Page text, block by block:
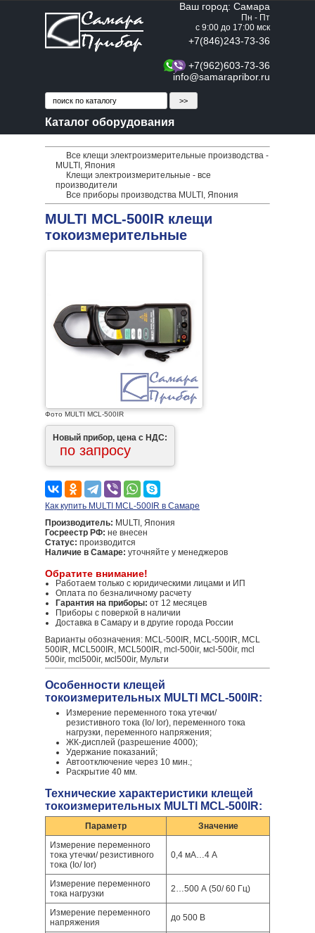
Ваш город: Самара
Пн - Пт
с 9:00 до 17:00 мск
+7(846)243-73-36
+7(962)603-73-36
info@samarapribor.ru
Каталог оборудования
Все клещи электроизмерительные производства -
MULTI, Япония
Клещи электроизмерительные - все
производители
Все приборы производства MULTI, Япония
MULTI MCL-500IR клещи
токоизмерительные
Фото MULTI MCL-500IR
Новый прибор, цена с НДС:
по запросу
Как купить MULTI MCL-500IR в Самаре
Производитель: MULTI, Япония
Госреестр РФ: не внесен
Статус: производится
Наличие в Самаре: уточняйте у менеджеров
Обратите внимание!
Работаем только с юридическими лицами и ИП
Оплата по безналичному расчету
Гарантия на приборы: от 12 месяцев
Приборы с поверкой в наличии
Доставка в Самару и в другие города России
Варианты обозначения: MCL-500IR, МCL-500IR, MCL
500IR, MCL500IR, МCL500IR, mcl-500ir, мcl-500ir, mcl
500ir, mcl500ir, мcl500ir, Мульти
Особенности клещей
токоизмерительных MULTI MCL-500IR:
Измерение переменного тока утечки/
резистивного тока (Iо/ Ior), переменного тока
нагрузки, переменного напряжения;
ЖК-дисплей (разрешение 4000);
Удержание показаний;
Автоотключение через 10 мин.;
Раскрытие 40 мм.
Технические характеристики клещей
токоизмерительных MULTI MCL-500IR:
Параметр
Значение
Измерение переменного
тока утечки/ резистивного
тока (Iо/ Ior)
0,4 мА…4 А
Измерение переменного
тока нагрузки
2…500 А (50/ 60 Гц)
Измерение переменного
напряжения
до 500 В